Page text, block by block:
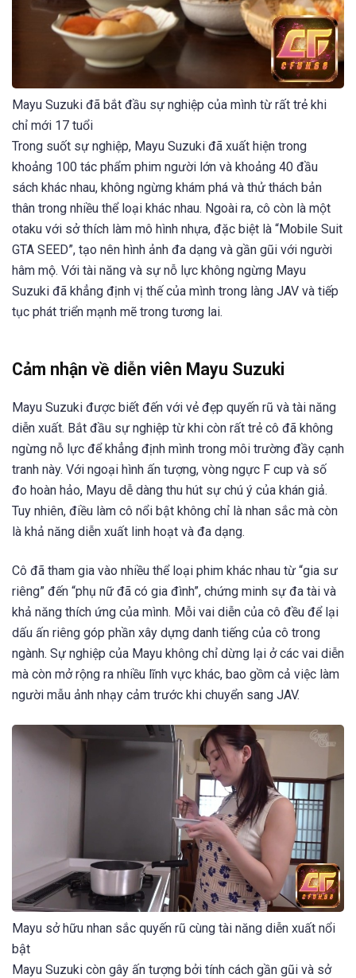
Mayu Suzuki đã bắt đầu sự nghiệp của mình từ rất trẻ khi
chỉ mới 17 tuổi
Trong suốt sự nghiệp, Mayu Suzuki đã xuất hiện trong
khoảng 100 tác phẩm phim người lớn và khoảng 40 đầu
sách khác nhau, không ngừng khám phá và thử thách bản
thân trong nhiều thể loại khác nhau. Ngoài ra, cô còn là một
otaku với sở thích làm mô hình nhựa, đặc biệt là “Mobile Suit
GTA SEED”, tạo nên hình ảnh đa dạng và gần gũi với người
hâm mộ. Với tài năng và sự nỗ lực không ngừng Mayu
Suzuki đã khẳng định vị thế của mình trong làng JAV và tiếp
tục phát triển mạnh mẽ trong tương lai.
Cảm nhận về diễn viên Mayu Suzuki
Mayu Suzuki được biết đến với vẻ đẹp quyến rũ và tài năng
diễn xuất. Bắt đầu sự nghiệp từ khi còn rất trẻ cô đã không
ngừng nỗ lực để khẳng định mình trong môi trường đầy cạnh
tranh này. Với ngoại hình ấn tượng, vòng ngực F cup và số
đo hoàn hảo, Mayu dễ dàng thu hút sự chú ý của khán giả.
Tuy nhiên, điều làm cô nổi bật không chỉ là nhan sắc mà còn
là khả năng diễn xuất linh hoạt và đa dạng.
Cô đã tham gia vào nhiều thể loại phim khác nhau từ “gia sư
riêng” đến “phụ nữ đã có gia đình”, chứng minh sự đa tài và
khả năng thích ứng của mình. Mỗi vai diễn của cô đều để lại
dấu ấn riêng góp phần xây dựng danh tiếng của cô trong
ngành. Sự nghiệp của Mayu không chỉ dừng lại ở các vai diễn
mà còn mở rộng ra nhiều lĩnh vực khác, bao gồm cả việc làm
người mẫu ảnh nhạy cảm trước khi chuyển sang JAV.
Mayu sở hữu nhan sắc quyến rũ cùng tài năng diễn xuất nổi
bật
Mayu Suzuki còn gây ấn tượng bởi tính cách gần gũi và sở